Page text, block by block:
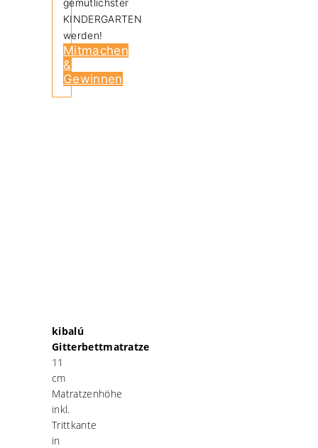
KINDERGARTEN
werden!
Mitmachen
&
Gewinnen
kibalú
Gitterbettmatratze
11
cm
Matratzenhöhe
inkl.
Trittkante
in